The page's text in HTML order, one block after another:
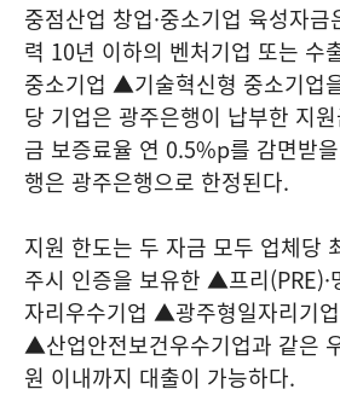
중점산업 창업·중소기업 육성자
력 10년 이하의 벤처기업 또는 수
중소기업 ▲기술혁신형 중소기업
당 기업은 광주은행이 납부한 지
금 보증료율 연 0.5%p를 감면받
행은 광주은행으로 한정된다.
지원 한도는 두 자금 모두 업체당
주시 인증을 보유한 ▲프리
자리우수기업 ▲광주형일자리기
▲산업안전보건우수기업과 같은
원 이내까지 대출이 가능하다.